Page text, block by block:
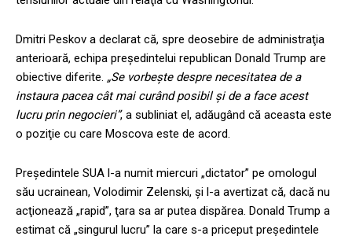
Dmitri Peskov a declarat că, spre deosebire de administraţia
anterioară, echipa preşedintelui republican Donald Trump are
obiective diferite. „Se vorbeşte despre necesitatea de a
instaura pacea cât mai curând posibil şi de a face acest
lucru prin negocieri”, a subliniat el, adăugând că aceasta este
o poziţie cu care Moscova este de acord.
Preşedintele SUA l-a numit miercuri „dictator” pe omologul
său ucrainean, Volodimir Zelenski, şi l-a avertizat că, dacă nu
acţionează „rapid”, ţara sa ar putea dispărea. Donald Trump a
estimat că „singurul lucru” la care s-a priceput preşedintele